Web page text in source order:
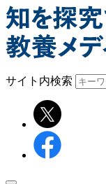
サイト内検索